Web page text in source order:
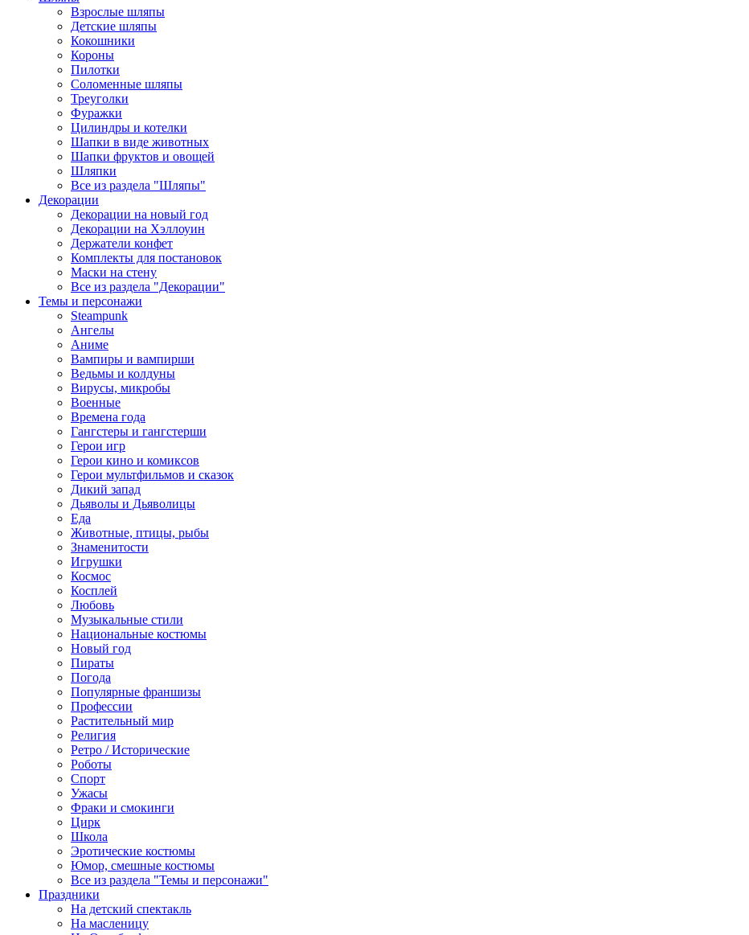
Взрослые шляпы
Детские шляпы
Кокошники
Короны
Пилотки
Соломенные шляпы
Треуголки
Фуражки
Цилиндры и котелки
Шапки в виде животных
Шапки фруктов и овощей
Шляпки
Все из раздела "Шляпы"
Декорации
Декорации на новый год
Декорации на Хэллоуин
Держатели конфет
Комплекты для постановок
Маски на стену
Все из раздела "Декорации"
Темы и персонажи
Steampunk
Ангелы
Аниме
Вампиры и вампирши
Ведьмы и колдуны
Вирусы, микробы
Военные
Времена года
Гангстеры и гангстерши
Герои игр
Герои кино и комиксов
Герои мультфильмов и сказок
Дикий запад
Дьяволы и Дьяволицы
Еда
Животные, птицы, рыбы
Знаменитости
Игрушки
Космос
Косплей
Любовь
Музыкальные стили
Национальные костюмы
Новый год
Пираты
Погода
Популярные франшизы
Профессии
Растительный мир
Религия
Ретро / Исторические
Роботы
Спорт
Ужасы
Фраки и смокинги
Цирк
Школа
Эротические костюмы
Юмор, смешные костюмы
Все из раздела "Темы и персонажи"
Праздники
На детский спектакль
На масленицу